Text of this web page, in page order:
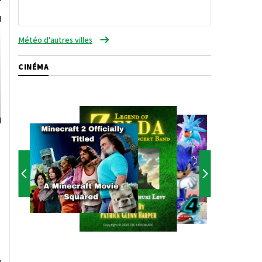
Météo d'autres villes
CINÉMA